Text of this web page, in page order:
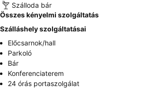
Szálloda bár
Összes kényelmi szolgáltatás
Szálláshely szolgáltatásai
Előcsarnok/hall
Parkoló
Bár
Konferenciaterem
24 órás portaszolgálat